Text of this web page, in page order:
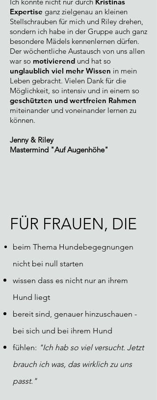
Expertise ganz zielgenau an kleinen
Stellschrauben für mich und Riley drehen,
sondern ich habe in der Gruppe auch ganz
besondere Mädels kennenlernen dürfen.
Der wöchentliche Austausch von uns allen
war so motivierend und hat so
unglaublich viel mehr Wissen in mein
Leben gebracht. Vielen Dank für die
Möglichkeit, so intensiv und in einem so
geschützten und wertfreien Rahmen
miteinander und voneinander lernen zu
können.
Jenny & Riley
Mastermind "Auf Augenhöhe"
FÜR FRAUEN, DIE
beim Thema Hundebegegnungen
nicht bei null starten
wissen dass es nicht nur an ihrem
Hund liegt
bereit sind, genauer hinzuschauen -
bei sich und bei ihrem Hund
fühlen: "Ich hab so viel versucht. Jetzt
brauch ich was, das wirklich zu uns
passt."